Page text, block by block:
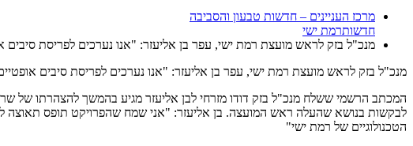
מרכז העניינים – חדשות טבעון והסביבה
חדשותרמת ישי
מנכ"ל בזק לראש מועצת רמת ישי, עפר בן אליעזר: "אנו נערכים לפריסת סיבים
מנכ"ל בזק לראש מועצת רמת ישי, עפר בן אליעזר: "אנו נערכים לפריסת סיבים
לבקשות בנושא שהעלה ראש המועצה. בן אליעזר: "אני שמח שהפרויקט תופס תאוצה
הטכנולוגיים של רמת ישי"